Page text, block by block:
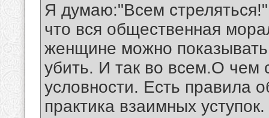
Я думаю:"Всем
что вся общественная
женщине можно показывать
убить. И так во всем.О чем
условности. Есть правила
практика взаимных